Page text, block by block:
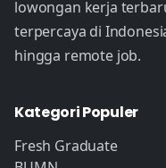
lowongan kerja
terpercaya di
hingga remote job.
Kategori Populer
Fresh Graduate